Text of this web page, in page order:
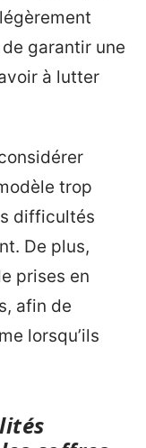
garantir une
à lutter
trop
difficultés
De plus,
prises en
afin de
lorsqu’ils